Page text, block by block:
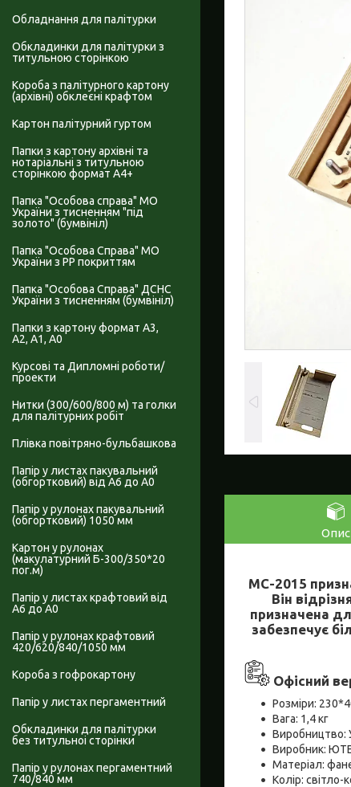
Опис
МС-2015
Він
призначена
забезпечує
Офісний
Розміри:
Вага: 1,4 кг
Виробництво:
Виробник:
Матеріал:
Колір: світло-
Обладнання для палітурки
Обкладинки для палітурки з
титульною сторінкою
Короба з палітурного картону
(архівні) обклеєні крафтом
Картон палітурний гуртом
Папки з картону архівні та
нотаріальні з титульною
сторінкою формат А4+
Папка "Особова справа" МО
України з тисненням "під
золото" (бумвініл)
Папка "Особова Справа" МО
України з PP покриттям
Папка "Особова Справа" ДСНС
України з тисненням (бумвініл)
Папки з картону формат А3,
А2, А1, А0
Курсові та Дипломні роботи/
проекти
Нитки (300/600/800 м) та голки
для палітурних робіт
Плівка повітряно-бульбашкова
Папір у листах пакувальний
(обгортковий) від А6 до А0
Папір у рулонах пакувальний
(обгортковий) 1050 мм
Картон у рулонах
(макулатурний Б-300/350*20
пог.м)
Папір у листах крафтовий від
А6 до А0
Папір у рулонах крафтовий
420/620/840/1050 мм
Короба з гофрокартону
Папір у листах пергаментний
Обкладинки для палітурки
без титульноі сторінки
Папір у рулонах пергаментний
740/840 мм